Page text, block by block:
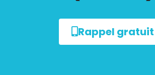
Rappel gratuit